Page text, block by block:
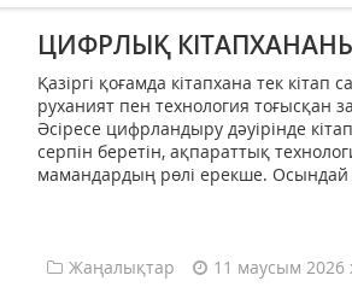
ЦИФРЛЫҚ
Қазіргі қоғамда кітапхана тек
руханият пен технология тоғысқан
Әсіресе цифрландыру дәуірінде
серпін беретін, ақпараттық
мамандардың рөлі ерекше. Осындай
Жаңалықтар 11 маусым 2026